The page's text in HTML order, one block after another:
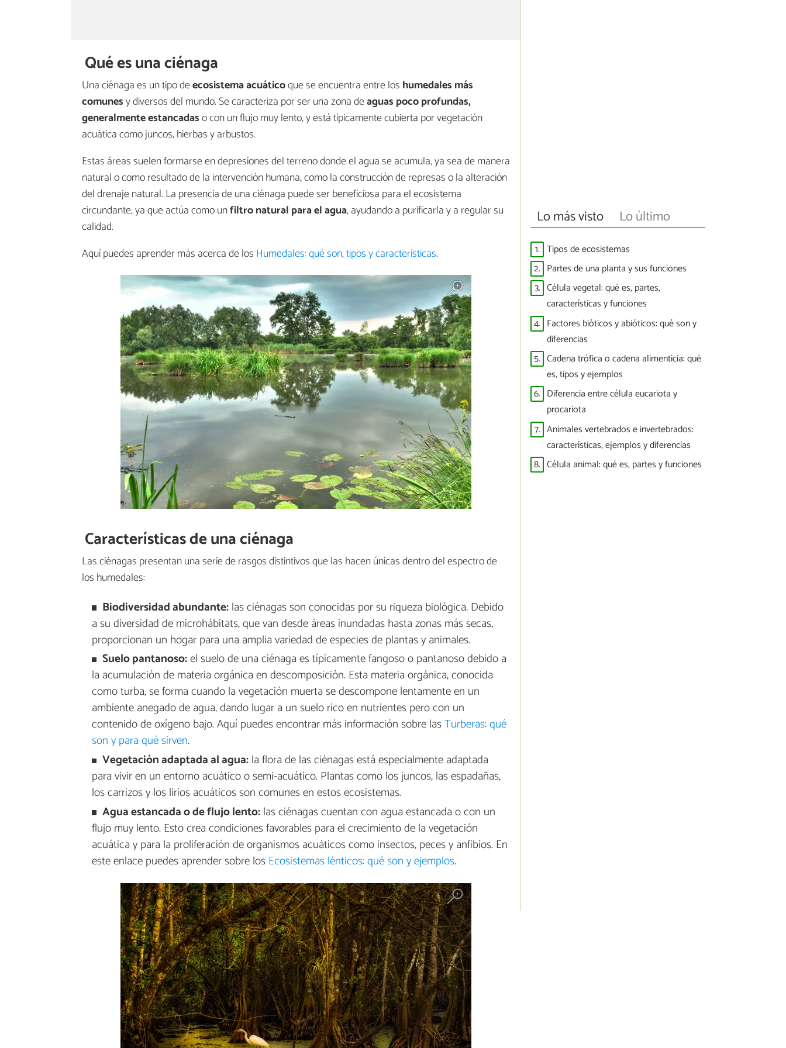
Qué es una ciénaga
Una ciénaga es un tipo deecosistema acuáticoque se encuentra entre los humedales más
comunesy diversos del mundo. Se caracteriza por ser una zona deaguas poco profundas,
generalmente estancadaso con un flujo muy lento, y está típicamente cubierta por vegetación
acuática como juncos, hierbas y arbustos.
Estas áreas suelen formarse en depresiones del terreno donde el agua se acumula, ya sea de manera
natural o como resultado de la intervención humana, como la construcción de represas o la alteración
del drenaje natural. La presencia de una ciénaga puede ser beneficiosa para el ecosistema
circundante, ya que actúa como unfiltro natural para el agua, ayudando a purificarla y a regular su
calidad.
Aquí puedes aprender más acerca de los Humedales: qué son, tipos y características.
Características de una ciénaga
Las ciénagas presentan una serie de rasgos distintivos que las hacen únicas dentro del espectro de
los humedales:
Biodiversidad abundante:las ciénagas son conocidas por su riqueza biológica. Debido
a su diversidad de microhábitats, que van desde áreas inundadas hasta zonas más secas,
proporcionan un hogar para una amplia variedad de especies de plantas y animales.
Suelo pantanoso:el suelo de una ciénaga es típicamente fangoso o pantanoso debido a
la acumulación de materia orgánica en descomposición. Esta materia orgánica, conocida
como turba, se forma cuando la vegetación muerta se descompone lentamente en un
ambiente anegado de agua, dando lugar a un suelo rico en nutrientes pero con un
contenido de oxígeno bajo. Aquí puedes encontrar más información sobre lasTurberas: qué
son y para qué sirven.
Vegetación adaptada al agua:la flora de las ciénagas está especialmente adaptada
para vivir en un entorno acuático o semi-acuático. Plantas como los juncos, las espadañas,
los carrizos y los lirios acuáticos son comunes en estos ecosistemas.
Agua estancada o de flujo lento:las ciénagas cuentan con agua estancada o con un
flujo muy lento. Esto crea condiciones favorables para el crecimiento de la vegetación
acuática y para la proliferación de organismos acuáticos como insectos, peces y anfibios. En
este enlace puedes aprender sobre losEcosistemas lénticos: qué son y ejemplos.
Lo más visto Lo último
1. Tipos de ecosistemas
2. Partes de una planta y sus funciones
3. Célula vegetal: qué es, partes,
características y funciones
4. Factores bióticos y abióticos: qué son y
diferencias
5. Cadena trófica o cadena alimenticia: qué
es, tipos y ejemplos
6. Diferencia entre célula eucariota y
procariota
7. Animales vertebrados e invertebrados:
características, ejemplos y diferencias
8. Célula animal: qué es, partes y funciones